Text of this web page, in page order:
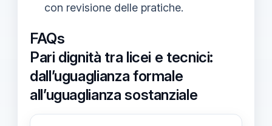
con revisione delle pratiche.
FAQs
Pari dignità tra licei e tecnici:
dall’uguaglianza formale
all’uguaglianza sostanziale